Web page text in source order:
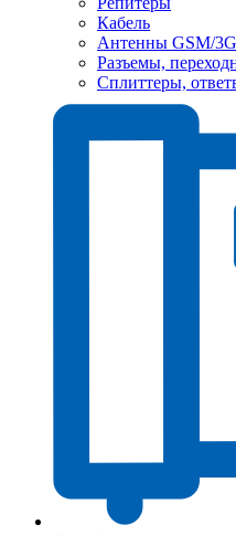
Кабель
Антенны GSM/
Разъемы,
Сплиттеры,